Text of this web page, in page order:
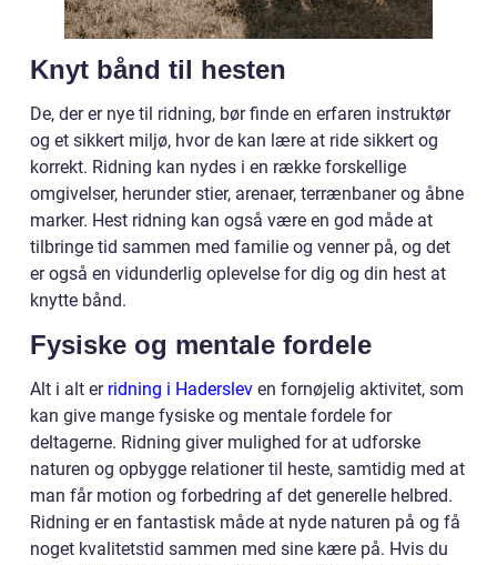
Knyt bånd til hesten
De, der er nye til ridning, bør finde en erfaren instruktør
og et sikkert miljø, hvor de kan lære at ride sikkert og
korrekt. Ridning kan nydes i en række forskellige
omgivelser, herunder stier, arenaer, terrænbaner og åbne
marker. Hest ridning kan også være en god måde at
tilbringe tid sammen med familie og venner på, og det
er også en vidunderlig oplevelse for dig og din hest at
knytte bånd.
Fysiske og mentale fordele
Alt i alt er ridning i Haderslev en fornøjelig aktivitet, som
kan give mange fysiske og mentale fordele for
deltagerne. Ridning giver mulighed for at udforske
naturen og opbygge relationer til heste, samtidig med at
man får motion og forbedring af det generelle helbred.
Ridning er en fantastisk måde at nyde naturen på og få
noget kvalitetstid sammen med sine kære på. Hvis du